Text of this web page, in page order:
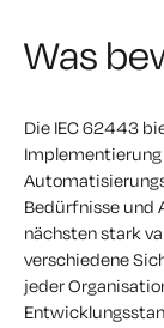
Was
Die IEC 62443
Bedürfnisse und
nächsten stark
verschiedene
jeder